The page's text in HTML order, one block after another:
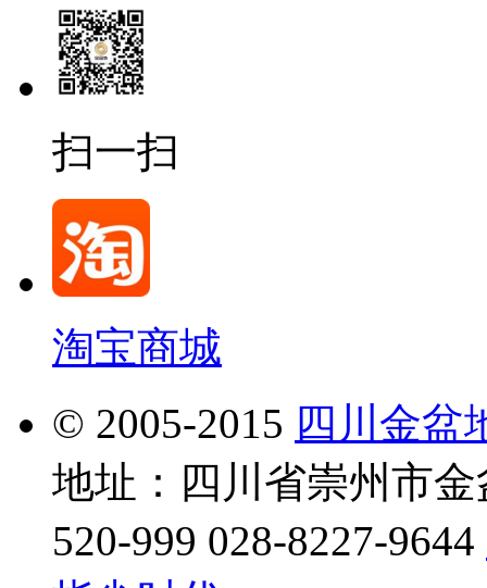
扫一扫
淘宝商城
© 2005-2015 四川金盆
地址：四川省崇州市
520-999 028-8227-9644